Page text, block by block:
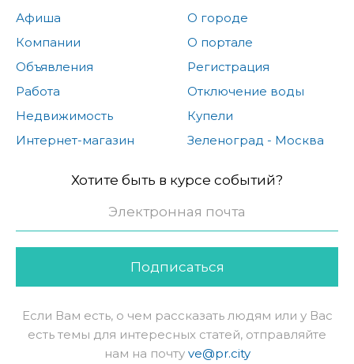
Афиша
Компании
Объявления
Работа
Недвижимость
Интернет-магазин
О городе
О портале
Регистрация
Отключение воды
Купели
Зеленоград - Москва
Хотите быть в курсе событий?
Подписаться
Если Вам есть, о чем рассказать людям или у Вас
есть темы для интересных статей, отправляйте
нам на почту ve@pr.city